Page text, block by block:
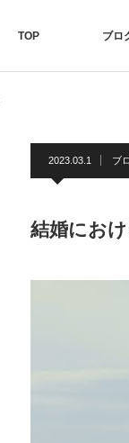
TOP ブロ
2023.03.1 ブ
結婚にお